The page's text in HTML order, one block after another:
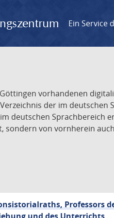
Ein Service
vorhandenen
der im deutschen
deutschen Sprachbereich
sondern von vornherein
Professors